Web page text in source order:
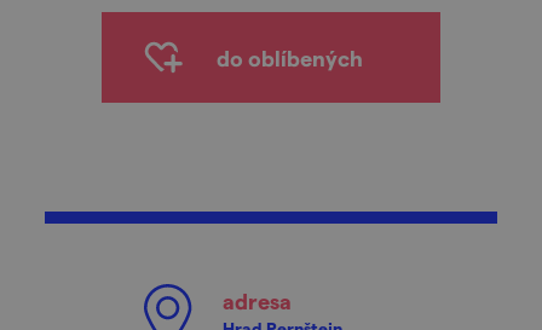
do oblíbených
adresa